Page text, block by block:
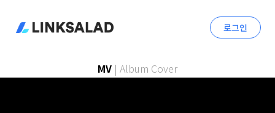
로그인
MV | Album Cover